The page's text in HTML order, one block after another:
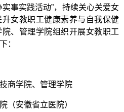
事实践活动”， 持续关心关爱女
升女教职工健康素养与自我保健
院、管理学院组织开展女教职工
：
商学院、管理学院
（安徽省立医院）